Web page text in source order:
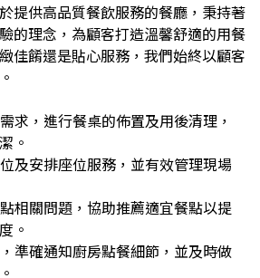
提供高品質餐飲服務的餐廳，秉持著
的理念，為顧客打造溫馨舒適的用餐
佳餚還是貼心服務，我們始終以顧客
求，進行餐桌的佈置及用後清理，
。
及安排座位服務，並有效管理現場
相關問題，協助推薦適宜餐點以提
。
準確通知廚房點餐細節，並及時做